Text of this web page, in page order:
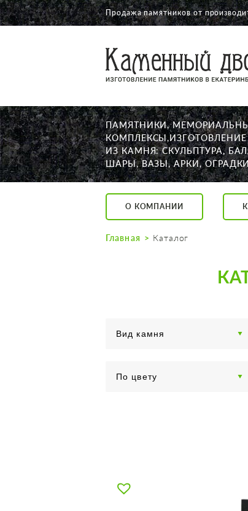
О КОМПАНИИ
КАТАЛОГ
НАШИ РАБОТЫ
АКЦИИ
ДОСТАВКА
КОНТАКТЫ
Продажа памятников от
ПАМЯТНИКИ,
ИЗ КАМНЯ: СКУЛЬПТУРА,
ШАРЫ, ВАЗЫ, АРКИ,
О КОМПАНИИ
Главная Каталог